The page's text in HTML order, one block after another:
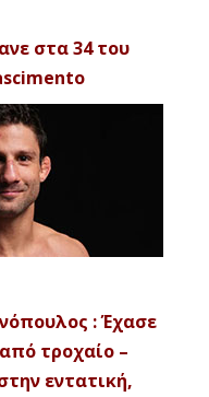
στα 34 του
: Έχασε
τροχαίο –
εντατική,